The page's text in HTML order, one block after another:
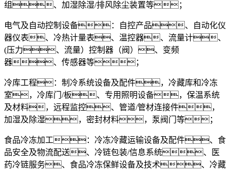
组、加湿除湿/排风除尘装置等；
电气及自动控制设备：自控产品、自动化仪
器仪表、冷热计量表、温控器、流量计、
(压力、流量）控制器（阀）、变频
器、传感器等；
冷库工程：制冷系统设备及配件，冷藏库和冷冻
室，冷库门/板、专用照明设备，保温系统
及材料，远程监控、管道/管材连接件，
加湿及除湿，密封材料，泵阀门等；
食品冷冻加工：冷冻冷藏运输设备及配件、食
品安全及物流配送、冷链包装/信息系统、医
药冷链服务、食品冷冻保鲜设备及技术、冷藏